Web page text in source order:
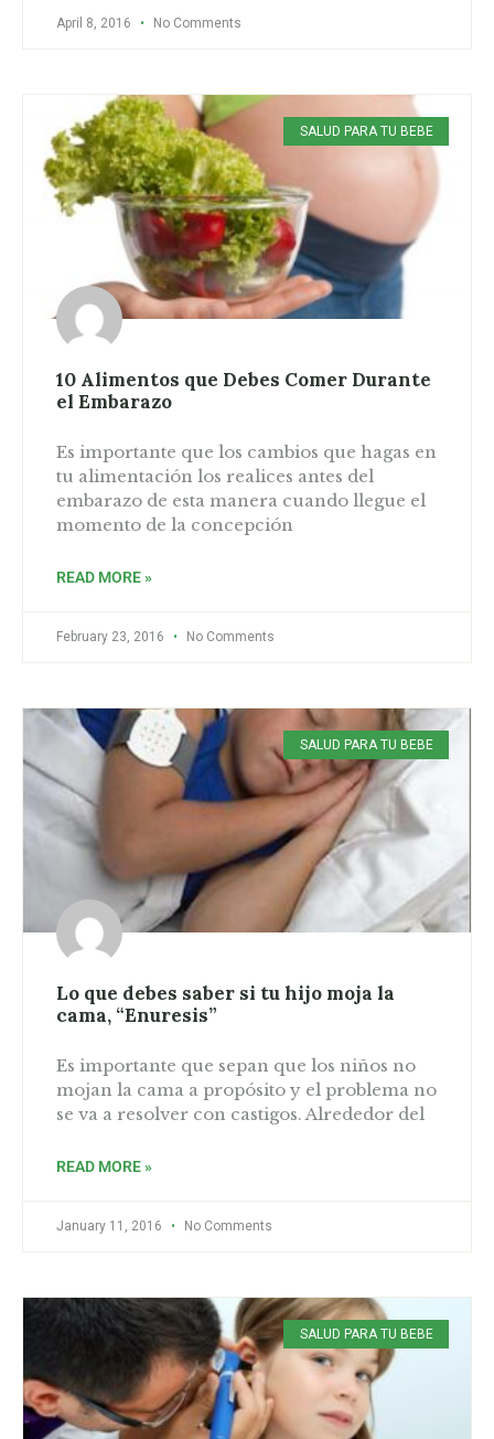
April 8, 2016 No Comments
SALUD PARA TU BEBE
10 Alimentos que Debes Comer Durante
el Embarazo
Es importante que los cambios que hagas en
tu alimentación los realices antes del
embarazo de esta manera cuando llegue el
momento de la concepción
READ MORE »
February 23, 2016 No Comments
SALUD PARA TU BEBE
Lo que debes saber si tu hijo moja la
cama, “Enuresis”
Es importante que sepan que los niños no
mojan la cama a propósito y el problema no
se va a resolver con castigos. Alrededor del
READ MORE »
January 11, 2016 No Comments
SALUD PARA TU BEBE